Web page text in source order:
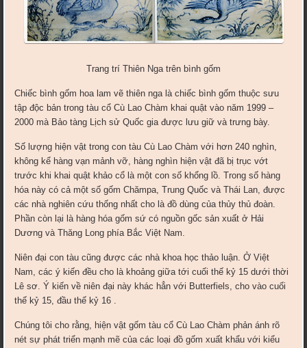
Trang trí Thiên Nga trên bình gốm
Chiếc bình gốm hoa lam vẽ thiên nga là chiếc bình gốm thuộc sưu
tập độc bản trong tàu cổ Cù Lao Chàm khai quật vào năm 1999 –
2000 mà Bảo tàng Lịch sử Quốc gia được lưu giữ và trưng bày.
Số l­ượng hiện vật trong con tàu Cù Lao Chàm với hơn 240 nghìn,
không kể hàng vạn mảnh vỡ, hàng nghìn hiện vật đã bị trục vớt
trước khi khai quật khảo cổ là một con số khổng lồ. Trong số hàng
hóa này có cả một số gốm Chămpa, Trung Quốc và Thái Lan, được
các nhà nghiên cứu thống nhất cho là đồ dùng của thủy thủ đoàn.
Phần còn lại là hàng hóa gốm sứ có nguồn gốc sản xuất ở Hải
Dương và Thăng Long phía Bắc Việt Nam.
Niên đại con tàu cũng đ­ược các nhà khoa học thảo luận. Ở Việt
Nam, các ý kiến đều cho là khoảng giữa tới cuối thế kỷ 15 dư­ới thời
Lê sơ. Ý kiến về niên đại này khác hẳn với Butterfiels, cho vào cuối
thế kỷ 15, đầu thế kỷ 16 .
Chúng tôi cho rằng, hiện vật gốm tàu cổ Cù Lao Chàm phản ánh rõ
nét sự phát triển mạnh mẽ của các loại đồ gốm xuất khẩu với kiểu